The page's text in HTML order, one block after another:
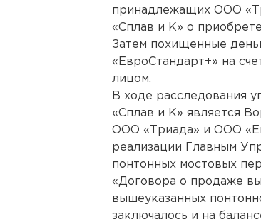
принадлежащих ООО
«Сплав и К» о
Затем похищенные
«ЕвроСтандарт+» на
лицом.
В ходе расследования
«Сплав и К» является
ООО «Триада» и ООО
реализации Главным
понтонных мостовых
«Договора о продаже
вышеуказанных
заключалось и на